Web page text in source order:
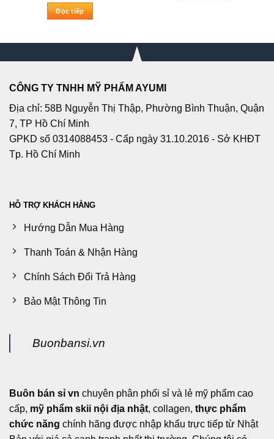
là:
999.000₫.
Đọc tiếp
CÔNG TY TNHH MỸ PHẨM AYUMI
Địa chỉ: 58B Nguyễn Thị Thập, Phường Bình Thuận, Quận
7, TP Hồ Chí Minh
GPKD số 0314088453 - Cấp ngày 31.10.2016 - Sở KHĐT
Tp. Hồ Chí Minh
HỖ TRỢ KHÁCH HÀNG
Hướng Dẫn Mua Hàng
Thanh Toán & Nhận Hàng
Chính Sách Đổi Trả Hàng
Bảo Mật Thông Tin
Buonbansi.vn
Buôn bán sỉ vn chuyên phân phối sỉ và lẻ mỹ phẩm cao
cấp, mỹ phẩm skii nội địa nhật, collagen, thực phẩm
chức năng chính hãng được nhập khẩu trực tiếp từ Nhật